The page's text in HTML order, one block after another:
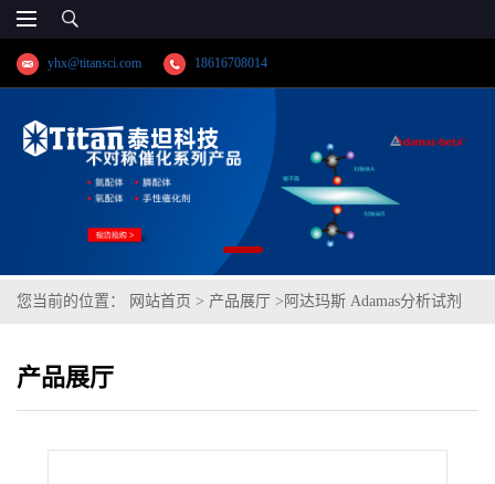
yhx@titansci.com 18616708014
您当前的位置： 网站首页 > 产品展厅 > 阿达玛斯 Adamas分析试剂
产品展厅